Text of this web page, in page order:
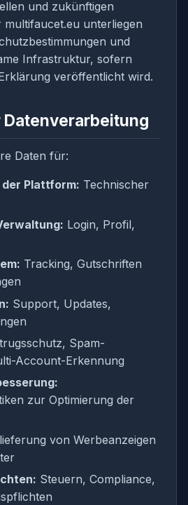
und zukünftigen
multifaucet.eu unterliegen
und
Infrastruktur, sofern
veröffentlicht wird.
Datenverarbeitung
Daten für:
Plattform: Technischer
Login, Profil,
Tracking, Gutschriften
Support, Updates,
Spam-
Account-Erkennung
zur Optimierung der
von Werbeanzeigen
Steuern, Compliance,